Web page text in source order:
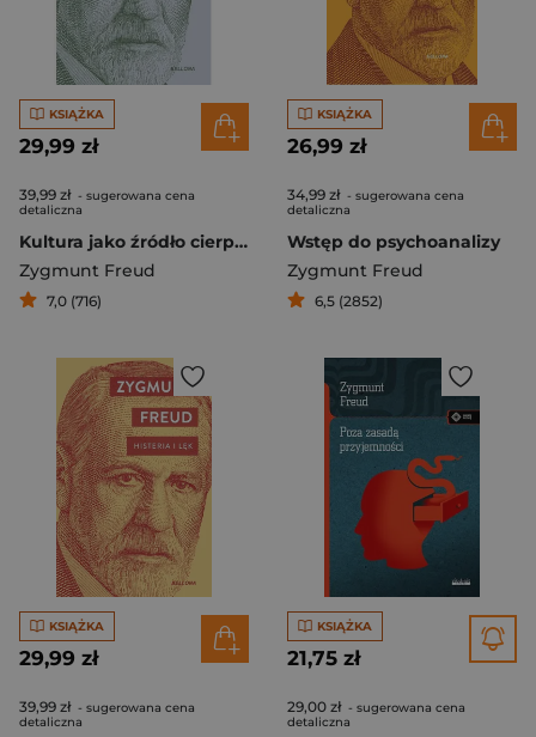
KSIĄŻKA
29,99 zł
39,99 zł - sugerowana cena
detaliczna
Kultura jako źródło cierpień
Zygmunt Freud
7,0 (716)
KSIĄŻKA
26,99 zł
34,99 zł - sugerowana cena
detaliczna
Wstęp do psychoanalizy
Zygmunt Freud
6,5 (2852)
KSIĄŻKA
29,99 zł
39,99 zł - sugerowana cena
detaliczna
KSIĄŻKA
21,75 zł
29,00 zł - sugerowana cena
detaliczna